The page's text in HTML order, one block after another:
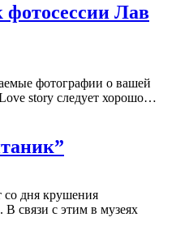
фотосессии Лав
фотографии о вашей
story следует хорошо…
со дня крушения
В связи с этим в музеях